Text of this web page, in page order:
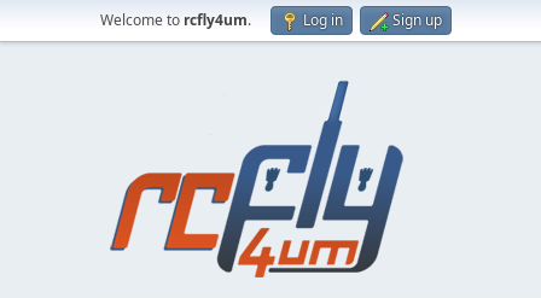
Welcome to rcfly4um. Log in Sign up